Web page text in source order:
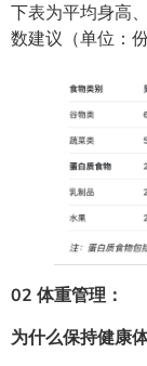
下表为平均身高
数建议（单位：
02 体重管理：
为什么保持健康